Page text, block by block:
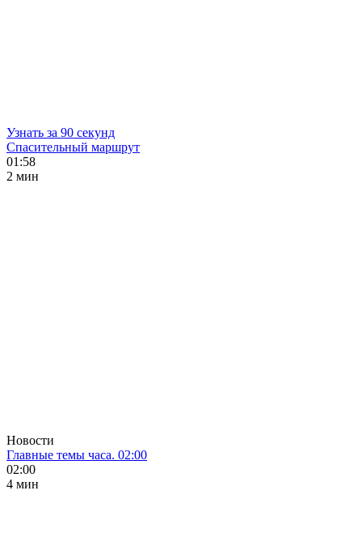
Узнать за 90 секунд
Спасительный маршрут
01:58
2 мин
Новости
Главные темы часа. 02:00
02:00
4 мин